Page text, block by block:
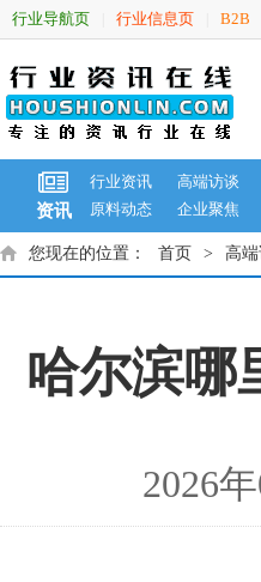
行业导航页 行业信息页 B2B
资讯
行业资讯
高端访谈
原料动态
企业聚焦
您现在的位置： 首页 > 高
哈尔滨哪
2026